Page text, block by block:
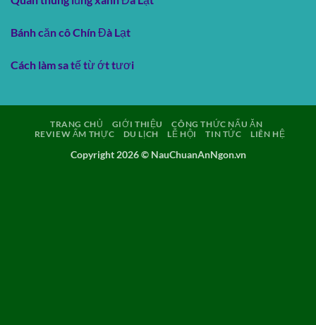
Bánh căn cô Chín Đà Lạt
Cách làm sa tế từ ớt tươi
TRANG CHỦ GIỚI THIỆU
CÔNG THỨC NẤU ĂN
REVIEW ẨM THỰC
DU LỊCH LỄ HỘI TIN TỨC LIÊN HỆ
Copyright 2026 © NauChuanAnNgon.vn